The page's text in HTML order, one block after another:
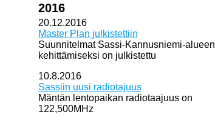
2016
20.12.2016
Master Plan julkistettiin
Suunnitelmat Sassi-Kannusniemi-alueen
kehittämiseksi on julkistettu
10.8.2016
Sassiin uusi radiotajuus
Mäntän lentopaikan radiotaajuus on
122,500MHz